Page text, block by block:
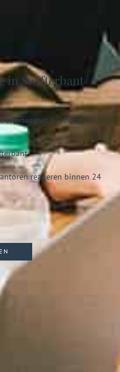
in Swifterbant
offertes met 1 Offerte
reageren binnen 24